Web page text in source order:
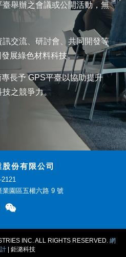
舉辦之會議或公開活動，無
交流、研討會、共同開發等
展綠色材料科技。
長予 GPS平臺以協助提升
之競爭力。
份有限公司
2121
業園區五權六路 9 號
INC. ALL RIGHTS RESERVED. 網
| 鉅潞科技